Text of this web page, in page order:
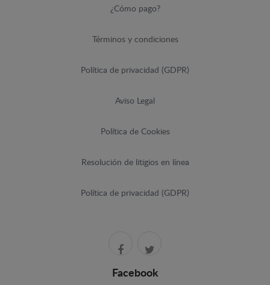
¿Cómo pago?
Términos y condiciones
Política de privacidad (GDPR)
Aviso Legal
Política de Cookies
Resolución de litigios en línea
Política de privacidad (GDPR)
Facebook